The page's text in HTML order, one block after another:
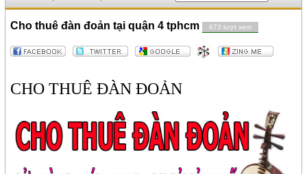
Cho thuê đàn đoản tại quận 4 tphcm 673 lượt xem
CHO THUÊ ĐÀN ĐOẢN